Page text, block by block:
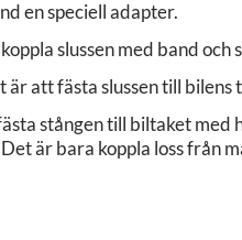
en speciell adapter.
slussen med band
att fästa slussen till
stången till biltaket
är bara koppla loss från